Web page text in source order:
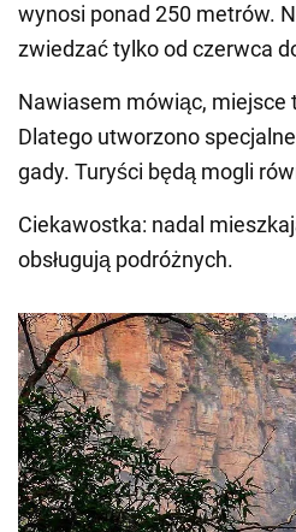
wynosi ponad 250 metrów.
zwiedzać tylko od czerwca
Nawiasem mówiąc, miejsce
Dlatego utworzono
gady. Turyści będą mogli
Ciekawostka: nadal
obsługują podróżnych.